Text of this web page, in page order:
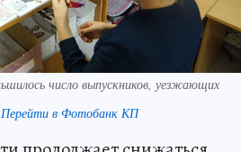
число выпускников, уезжающих
Перейти в Фотобанк КП